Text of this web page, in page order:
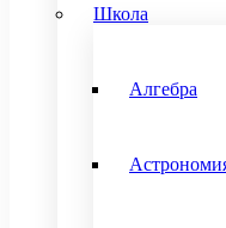
Школа
Алгебра